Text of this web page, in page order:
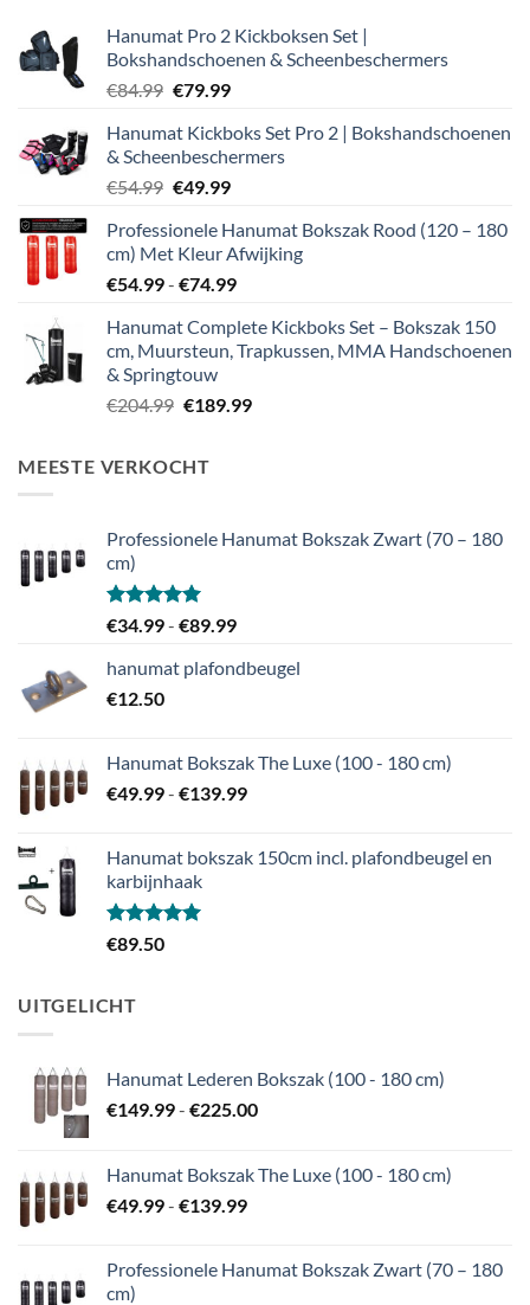
Hanumat Pro 2 Kickboksen Set |
Bokshandschoenen & Scheenbeschermers
€84.99 Oorspronkelijke
was:
€84.99.
€79.99Huidige
is:
€79.99.
Hanumat Kickboks Set Pro 2 | Bokshandschoenen
& Scheenbeschermers
€54.99 Oorspronkelijke
was:
€54.99.
€49.99Huidige
is:
€49.99.
Professionele Hanumat Bokszak Rood (120 – 180
cm) Met Kleur Afwijking
€54.99- €74.99Prijsklasse:
tot
€74.99
Hanumat Complete Kickboks Set – Bokszak 150
cm, Muursteun, Trapkussen, MMA Handschoenen
& Springtouw
€204.99 Oorspronkelijke
€204.99.
€189.99Huidige
MEESTE VERKOCHT
Professionele Hanumat Bokszak Zwart (70 – 180
cm)
Gewaardeerd
€34.99- €89.99Prijsklasse:
tot
hanumat plafondbeugel
€12.50
Hanumat Bokszak The Luxe (100 - 180 cm)
€49.99- €139.99Prijsklasse:
€139.99
Hanumat bokszak 150cm incl. plafondbeugel en
karbijnhaak
Gewaardeerd
€89.50
UITGELICHT
Hanumat Lederen Bokszak (100 - 180 cm)
€149.99- €225.00Prijsklasse:
€225.00
Hanumat Bokszak The Luxe (100 - 180 cm)
€49.99- €139.99Prijsklasse:
€139.99
Professionele Hanumat Bokszak Zwart (70 – 180
cm)